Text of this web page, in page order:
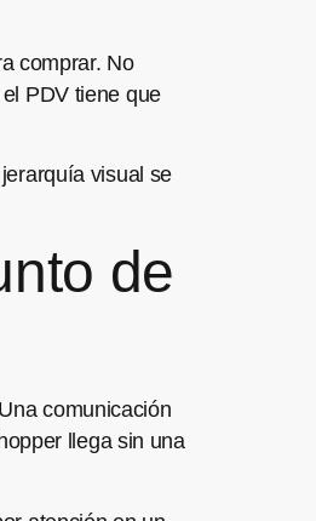
comprar. No
PDV tiene que
visual se
de
comunicación
llega sin una